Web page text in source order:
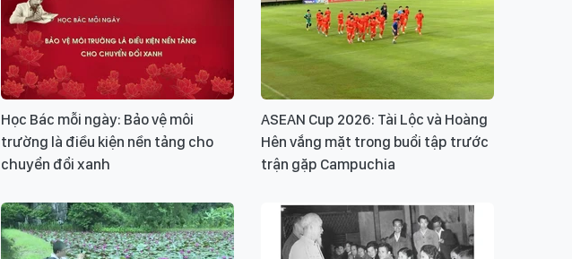
Học Bác mỗi ngày: Bảo vệ môi
trường là điều kiện nền tảng cho
chuyển đổi xanh
ASEAN Cup 2026: Tài Lộc và Hoàng
Hên vắng mặt trong buổi tập trước
trận gặp Campuchia